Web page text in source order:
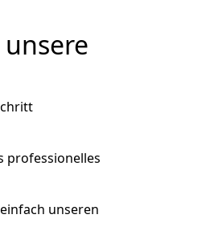
professionelles
unseren